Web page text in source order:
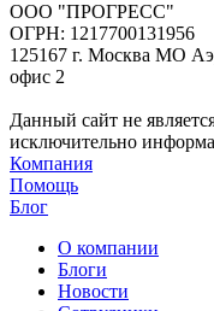
ООО "ПРОГРЕСС"
ОГРН: 1217700131956
125167 г. Москва МО
офис 2
Данный сайт не
исключительно
Компания
Помощь
Блог
О компании
Блоги
Новости